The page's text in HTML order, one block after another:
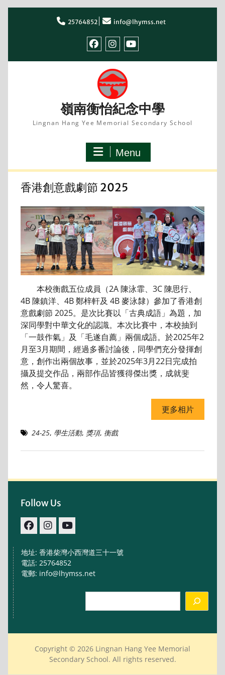
25764852 info@lhymss.net
嶺南衡怡紀念中學
Lingnan Hang Yee Memorial Secondary School
Menu
香港創意戲劇節 2025
本校衡戲五位成員（2A 陳泳霏、3C 陳思行、
4B 陳鎮洋、4B 鄭梓軒及 4B 麥泳隸）參加了香港創
意戲劇節 2025。是次比賽以「古典成語」為題，加
深同學對中華文化的認識。本次比賽中，本校抽到
「一鼓作氣」及「毛遂自薦」兩個成語。於2025年2
月至3月期間，經過多番討論後，同學們充分發揮創
意，創作出兩個故事，並於2025年3月22日完成拍
攝及提交作品，兩部作品皆獲得傑出獎，成就斐
然，令人驚喜。
更多相片
24-25, 學生活動, 獎項, 衡戲
Follow Us
地址: 香港柴灣小西灣道三十一號
電話: 25764852
電郵: info@lhymss.net
Copyright © 2026 Lingnan Hang Yee Memorial
Secondary School. All rights reserved.